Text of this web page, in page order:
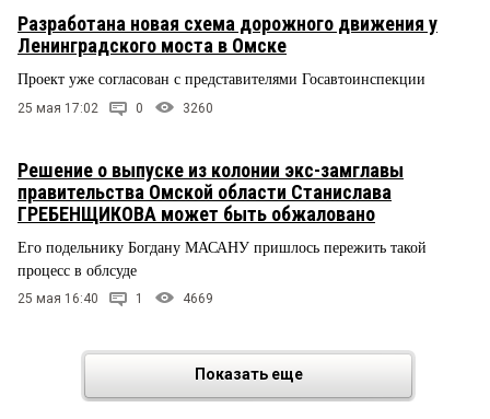
Разработана новая схема дорожного движения у
Ленинградского моста в Омске
Проект уже согласован с представителями Госавтоинспекции
25 мая 17:02 0 3260
Решение о выпуске из колонии экс-замглавы
правительства Омской области Станислава
ГРЕБЕНЩИКОВА может быть обжаловано
Его подельнику Богдану МАСАНУ пришлось пережить такой
процесс в облсуде
25 мая 16:40 1 4669
Показать еще